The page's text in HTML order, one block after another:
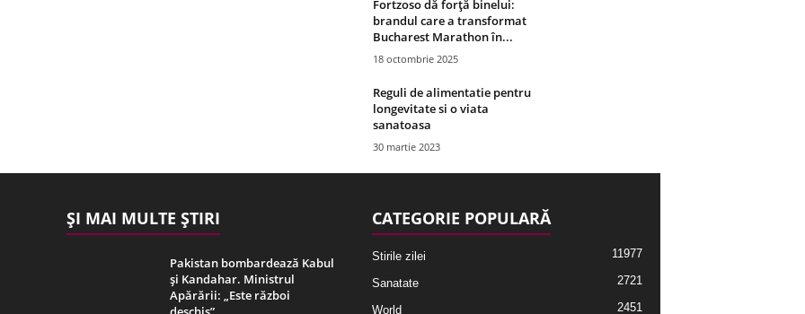
Fortzoso dă forță binelui:
brandul care a transformat
Bucharest Marathon în...
18 octombrie 2025
Reguli de alimentatie pentru
longevitate si o viata
sanatoasa
30 martie 2023
ȘI MAI MULTE ȘTIRI
Pakistan bombardează Kabul
și Kandahar. Ministrul
Apărării: „Este război
CATEGORIE POPULARĂ
Stirile zilei 11977
Sanatate 2721
World 2451